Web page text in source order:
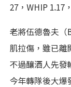
27，WHIP 1.17
老將伍德魯夫
肌拉傷，雖已離
不過釀酒人先發
今年轉隊後大